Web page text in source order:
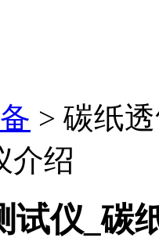
> 碳纸
介绍
试仪_碳